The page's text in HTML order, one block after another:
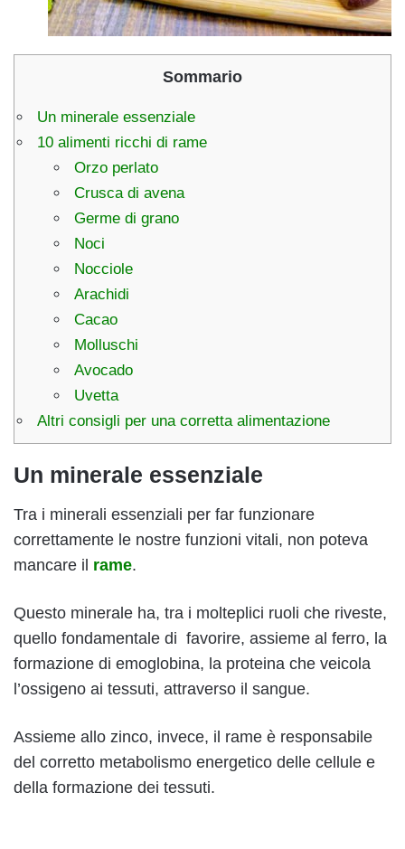
Sommario
Un minerale essenziale
10 alimenti ricchi di rame
Orzo perlato
Crusca di avena
Germe di grano
Noci
Nocciole
Arachidi
Cacao
Molluschi
Avocado
Uvetta
Altri consigli per una corretta alimentazione
Un minerale essenziale
Tra i minerali essenziali per far funzionare
correttamente le nostre funzioni vitali, non poteva
mancare il rame.
Questo minerale ha, tra i molteplici ruoli che riveste,
quello fondamentale di favorire, assieme al ferro, la
formazione di emoglobina, la proteina che veicola
l’ossigeno ai tessuti, attraverso il sangue.
Assieme allo zinco, invece, il rame è responsabile
del corretto metabolismo energetico delle cellule e
della formazione dei tessuti.